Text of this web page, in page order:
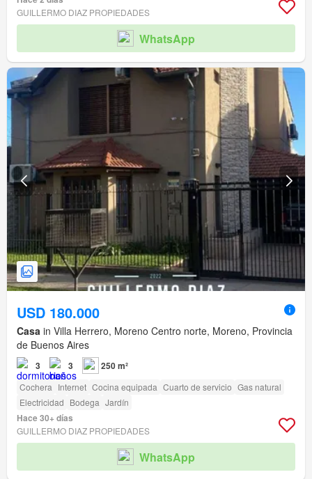
GUILLERMO DIAZ PROPIEDADES
WhatsApp
USD 180.000
Casa in Villa Herrero, Moreno Centro norte, Moreno, Provincia
de Buenos Aires
3 3 250 m²
Cochera Internet Cocina equipada Cuarto de servicio Gas natural
Electricidad Bodega Jardín
Hace 30+ días
GUILLERMO DIAZ PROPIEDADES
WhatsApp